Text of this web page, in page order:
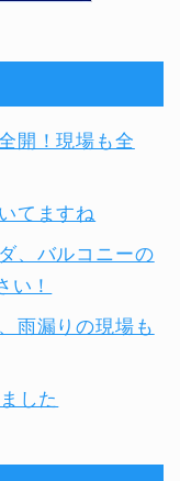
開！現場も全
てますね
、バルコニーの
い！
雨漏りの現場も
した